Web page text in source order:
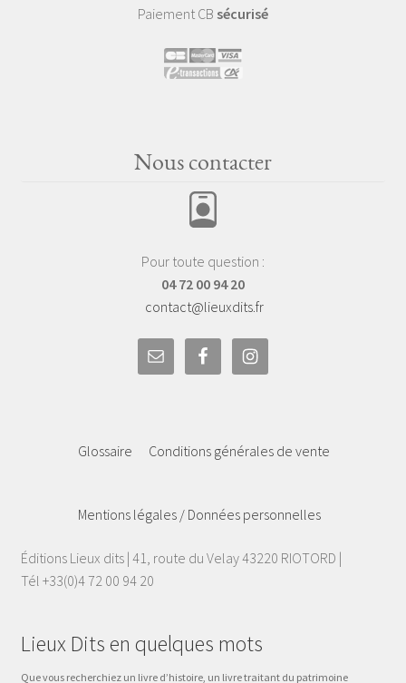
Paiement CB sécurisé
Nous contacter
Pour toute question :
04 72 00 94 20
contact@lieuxdits.fr
Glossaire Conditions générales de vente
Mentions légales / Données personnelles
Éditions Lieux dits | 41, route du Velay 43220 RIOTORD |
Tél +33(0)4 72 00 94 20
Lieux Dits en quelques mots
Que vous recherchiez un livre d’histoire, un livre traitant du patrimoine